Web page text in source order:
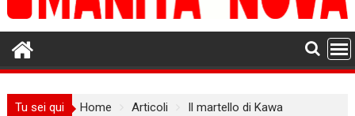
Tu sei qui Home Articoli Il martello di Kawa